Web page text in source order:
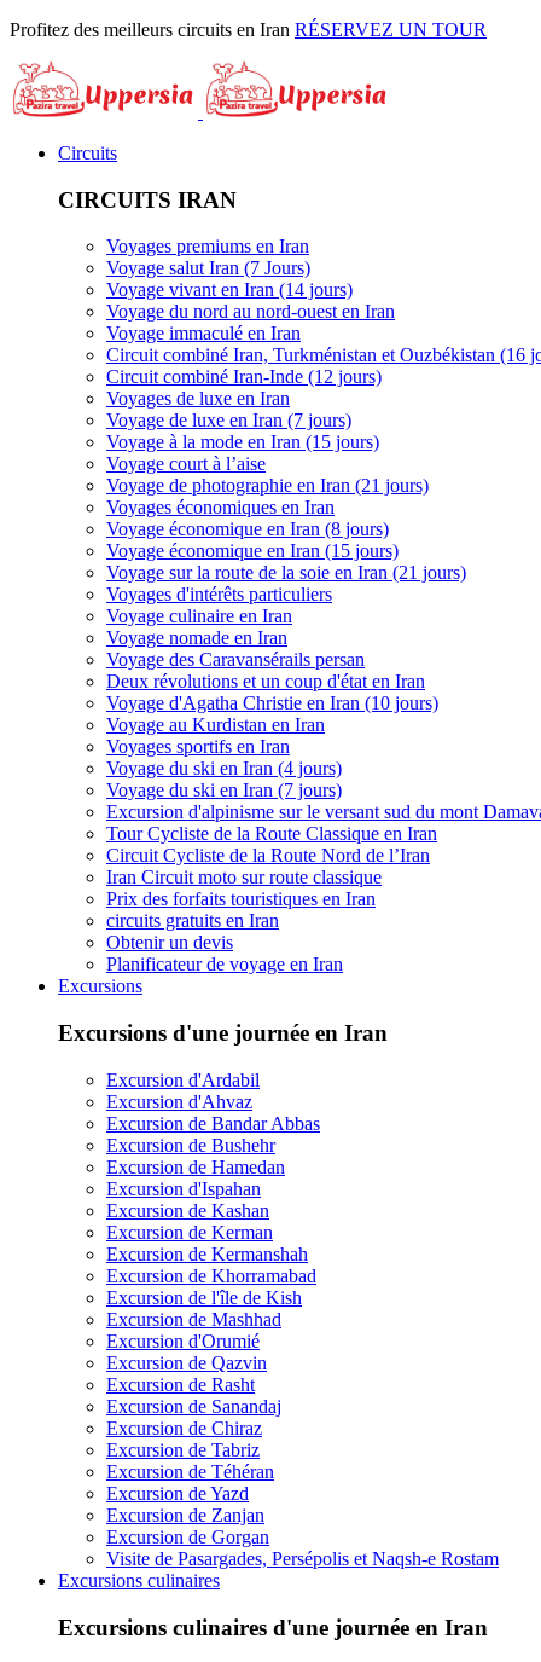
Profitez des meilleurs circuits en Iran RÉSERVEZ UN TOUR
Circuits
CIRCUITS IRAN
Voyages premiums en Iran
Voyage salut Iran (7 Jours)
Voyage vivant en Iran (14 jours)
Voyage du nord au nord-ouest en Iran
Voyage immaculé en Iran
Circuit combiné Iran, Turkménistan et Ouzbékistan (16
Circuit combiné Iran-Inde (12 jours)
Voyages de luxe en Iran
Voyage de luxe en Iran (7 jours)
Voyage à la mode en Iran (15 jours)
Voyage court à l’aise
Voyage de photographie en Iran (21 jours)
Voyages économiques en Iran
Voyage économique en Iran (8 jours)
Voyage économique en Iran (15 jours)
Voyage sur la route de la soie en Iran (21 jours)
Voyages d'intérêts particuliers
Voyage culinaire en Iran
Voyage nomade en Iran
Voyage des Caravansérails persan
Deux révolutions et un coup d'état en Iran
Voyage d'Agatha Christie en Iran (10 jours)
Voyage au Kurdistan en Iran
Voyages sportifs en Iran
Voyage du ski en Iran (4 jours)
Voyage du ski en Iran (7 jours)
Excursion d'alpinisme sur le versant sud du mont
Tour Cycliste de la Route Classique en Iran
Circuit Cycliste de la Route Nord de l’Iran
Iran Circuit moto sur route classique
Prix des forfaits touristiques en Iran
circuits gratuits en Iran
Obtenir un devis
Planificateur de voyage en Iran
Excursions
Excursions d'une journée en Iran
Excursion d'Ardabil
Excursion d'Ahvaz
Excursion de Bandar Abbas
Excursion de Bushehr
Excursion de Hamedan
Excursion d'Ispahan
Excursion de Kashan
Excursion de Kerman
Excursion de Kermanshah
Excursion de Khorramabad
Excursion de l'île de Kish
Excursion de Mashhad
Excursion d'Orumié
Excursion de Qazvin
Excursion de Rasht
Excursion de Sanandaj
Excursion de Chiraz
Excursion de Tabriz
Excursion de Téhéran
Excursion de Yazd
Excursion de Zanjan
Excursion de Gorgan
Visite de Pasargades, Persépolis et Naqsh-e Rostam
Excursions culinaires
Excursions culinaires d'une journée en Iran